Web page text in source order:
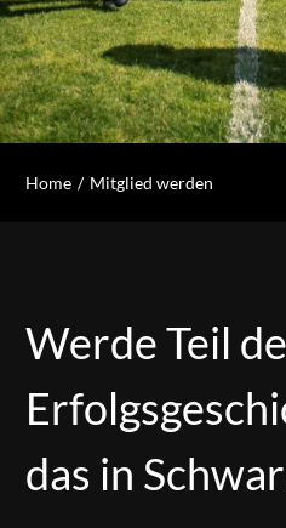
Home Mitglied werden
Werde Teil
das in